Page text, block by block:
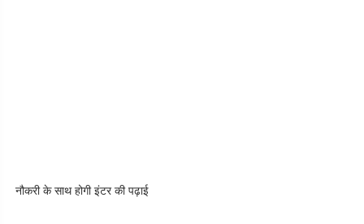
नौकरी के साथ होगी इंटर की पढ़ाई